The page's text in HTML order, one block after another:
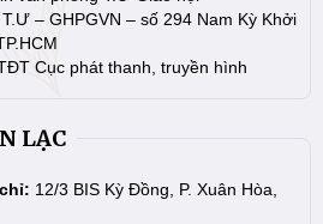
– GHPGVN – số 294 Nam Kỳ Khởi
Cục phát thanh, truyền hình
LẠC
12/3 BIS Kỳ Đồng, P. Xuân Hòa,